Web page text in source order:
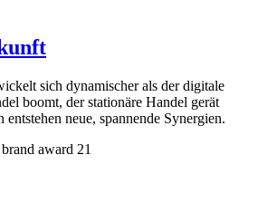
sich dynamischer als der digitale
boomt, der stationäre Handel gerät
neue, spannende Synergien.